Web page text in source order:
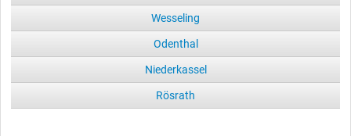
Wesseling
Odenthal
Niederkassel
Rösrath